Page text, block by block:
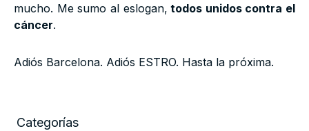
Categorías
mucho. Me sumo al eslogan, todos unidos contra el
cáncer.
Adiós Barcelona. Adiós ESTRO. Hasta la próxima.